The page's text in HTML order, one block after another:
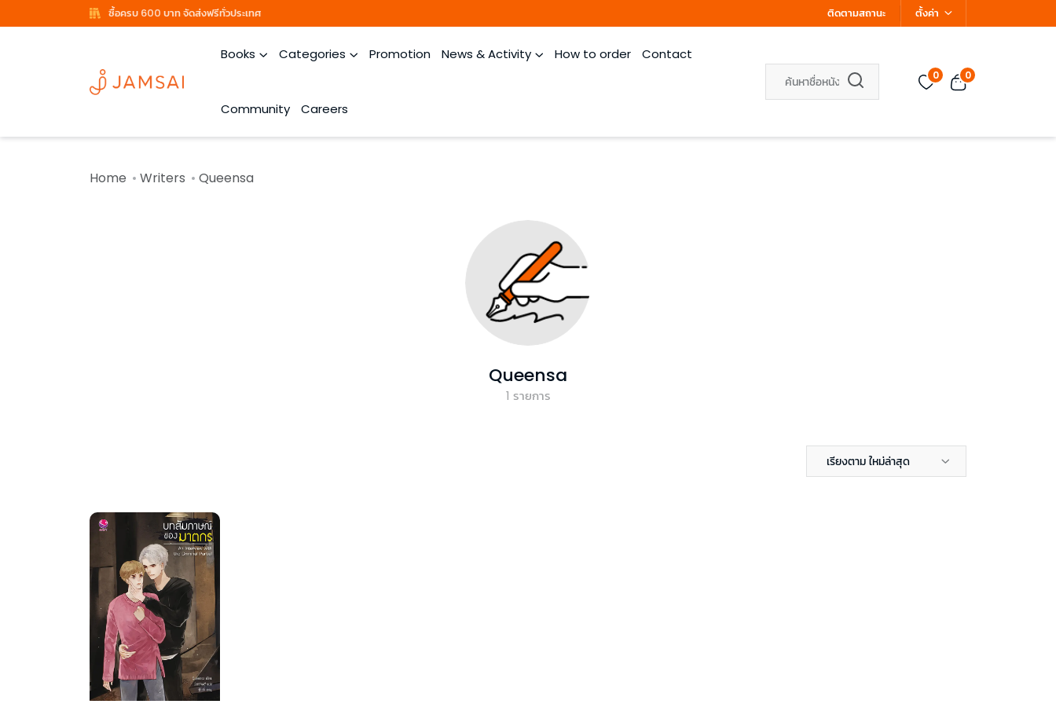
ซื้อครบ 600 บาท จัดส่งฟรีทั่วประเทศ ติดตามสถานะ ตั้งค่า
Books Categories Promotion News & Activity How to order Contact
Community Careers
0 0
Home Writers Queensa
Queensa
1 รายการ
เรียงตาม ใหม่ล่าสุด